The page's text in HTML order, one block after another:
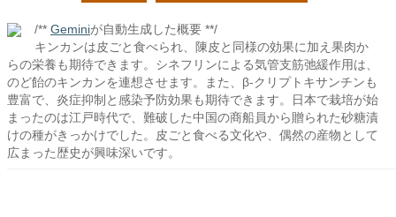
/** Geminiが自動生成した概要 **/
キンカンは皮ごと食べられ、陳皮と同様の効果に加え果肉か
らの栄養も期待できます。シネフリンによる気管支筋弛緩作用は、
のど飴のキンカンを連想させます。また、β-クリプトキサンチンも
豊富で、炎症抑制と感染予防効果も期待できます。日本で栽培が始
まったのは江戸時代で、難破した中国の商船員から贈られた砂糖漬
けの種がきっかけでした。皮ごと食べる文化や、偶然の産物として
広まった歴史が興味深いです。